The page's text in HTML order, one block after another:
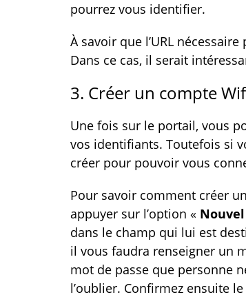
pourrez vous identifier.
À savoir que l’URL
Dans ce cas, il serait
3. Créer un compte
Une fois sur le portail, vous
vos identifiants. Toutefois si
créer pour pouvoir vous
Pour savoir comment créer
appuyer sur l’option «
dans le champ qui lui est
il vous faudra renseigner un
mot de passe que personne
l’oublier. Confirmez ensuite